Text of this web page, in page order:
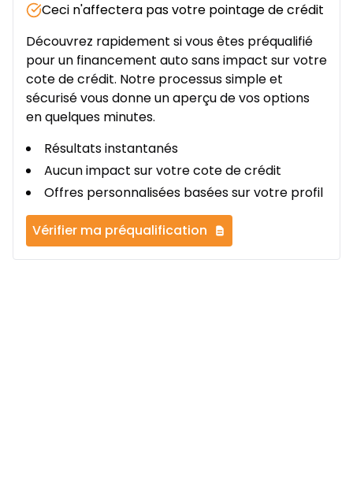
Ceci n'affectera pas votre pointage de crédit
Découvrez rapidement si vous êtes préqualifié
pour un financement auto sans impact sur votre
cote de crédit. Notre processus simple et
sécurisé vous donne un aperçu de vos options
en quelques minutes.
Résultats instantanés
Aucun impact sur votre cote de crédit
Offres personnalisées basées sur votre profil
Vérifier ma préqualification